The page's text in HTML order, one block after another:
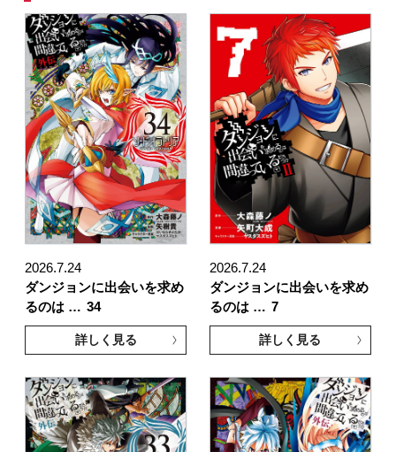
2026.7.24
ダンジョンに出会いを求め
るのは … 34
詳しく見る
2026.7.24
ダンジョンに出会いを求め
るのは … 7
詳しく見る